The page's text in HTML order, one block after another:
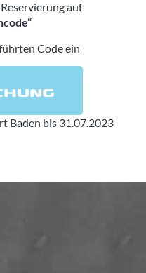
auf
Code ein
Baden bis 31.07.2023